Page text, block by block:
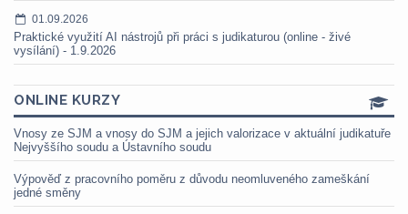
01.09.2026
Praktické využití AI nástrojů při práci s judikaturou (online - živé
vysílání) - 1.9.2026
ONLINE KURZY
Vnosy ze SJM a vnosy do SJM a jejich valorizace v aktuální judikatuře
Nejvyššího soudu a Ústavního soudu
Výpověď z pracovního poměru z důvodu neomluveného zameškání
jedné směny